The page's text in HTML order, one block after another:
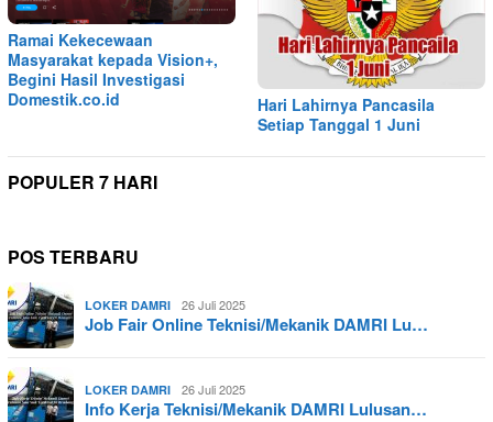
Ramai Kekecewaan
Masyarakat kepada Vision+,
Begini Hasil Investigasi
Domestik.co.id
Hari Lahirnya Pancasila
Setiap Tanggal 1 Juni
POPULER 7 HARI
POS TERBARU
LOKER DAMRI 26 Juli 2025
Job Fair Online Teknisi/Mekanik DAMRI Lu…
LOKER DAMRI 26 Juli 2025
Info Kerja Teknisi/Mekanik DAMRI Lulusan…